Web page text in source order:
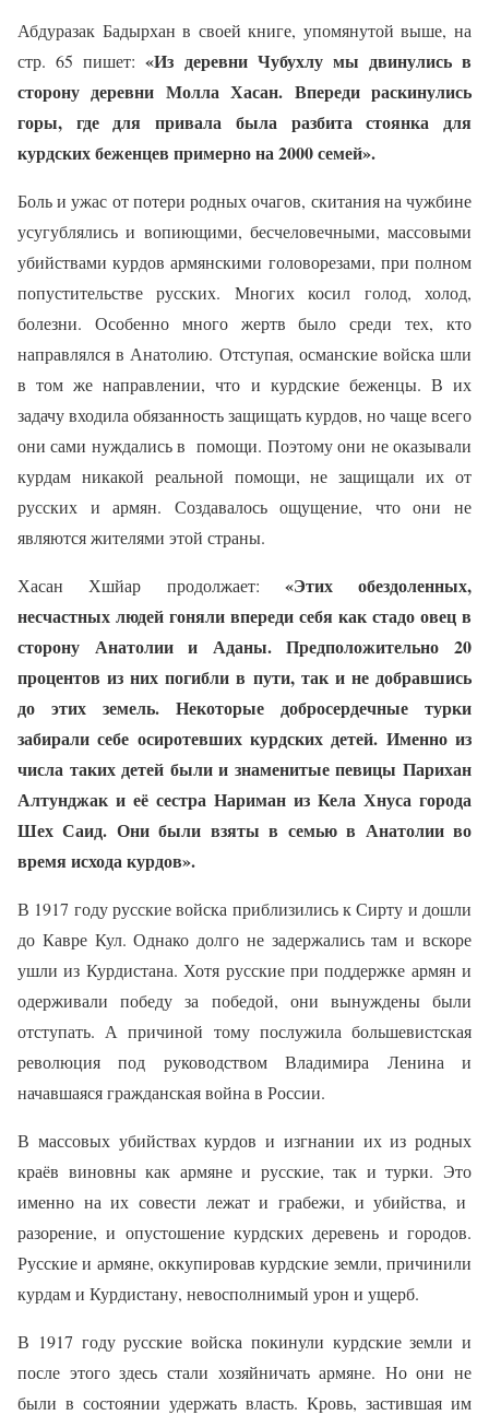
Абдуразак Бадырхан в своей книге, упомянутой выше, на
стр. 65 пишет:«Из деревни Чубухлу мы двинулись в
сторону деревни Молла Хасан. Впереди раскинулись
горы, где для привала была разбита стоянка для
курдских беженцев примерно на 2000 семей».
Боль и ужас от потери родных очагов, скитания на чужбине
усугублялись и вопиющими, бесчеловечными, массовыми
убийствами курдов армянскими головорезами, при полном
попустительстве русских. Многих косил голод, холод,
болезни. Особенно много жертв было среди тех, кто
направлялся в Анатолию. Отступая, османские войска шли
в том же направлении, что и курдские беженцы. В их
задачу входила обязанность защищать курдов, но чаще всего
они сами нуждались в помощи. Поэтому они не оказывали
курдам никакой реальной помощи, не защищали их от
русских и армян. Создавалось ощущение, что они не
являются жителями этой страны.
Хасан Хшйар продолжает: «Этих обездоленных,
несчастных людей гоняли впереди себя как стадо овец в
сторону Анатолии и Аданы. Предположительно 20
процентов из них погибли в пути, так и не добравшись
до этих земель. Некоторые добросердечные турки
забирали себе осиротевших курдских детей. Именно из
числа таких детей были и знаменитые певицы Парихан
Алтунджак и её сестра Нариман из Кела Хнуса города
Шех Саид. Они были взяты в семью в Анатолии во
время исхода курдов».
В 1917 году русские войска приблизились к Сирту и дошли
до Кавре Кул. Однако долго не задержались там и вскоре
ушли из Курдистана. Хотя русские при поддержке армян и
одерживали победу за победой, они вынуждены были
отступать. А причиной тому послужила большевистская
революция под руководством Владимира Ленина и
начавшаяся гражданская война в России.
В массовых убийствах курдов и изгнании их из родных
краёв виновны как армяне и русские, так и турки. Это
именно на их совести лежат и грабежи, и убийства, и
разорение, и опустошение курдских деревень и городов.
Русские и армяне, оккупировав курдские земли, причинили
курдам и Курдистану, невосполнимый урон и ущерб.
В 1917 году русские войска покинули курдские земли и
после этого здесь стали хозяйничать армяне. Но они не
были в состоянии удержать власть. Кровь, застившая им